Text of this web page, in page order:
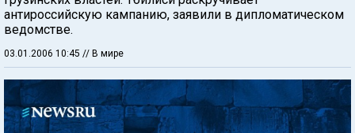
антироссийскую кампанию, заявили в дипломатическом
ведомстве.
03.01.2006 10:45 // В мире